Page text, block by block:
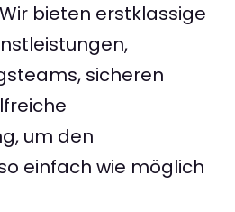
bieten erstklassige
sicheren
um den
einfach wie möglich